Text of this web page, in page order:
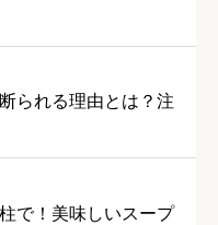
られる理由とは？注
で！美味しいスープ